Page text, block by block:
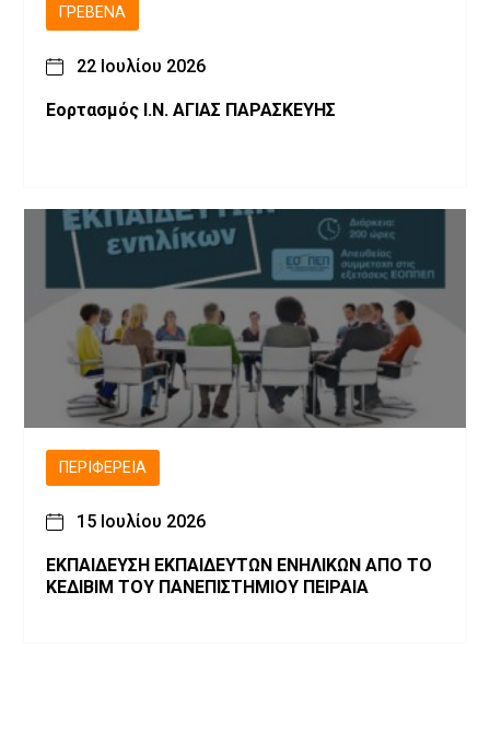
ΓΡΕΒΕΝΆ
22 Ιουλίου 2026
Εορτασμός Ι.Ν. ΑΓΙΑΣ ΠΑΡΑΣΚΕΥΗΣ
ΠΕΡΙΦΈΡΕΙΑ
15 Ιουλίου 2026
ΕΚΠΑΙΔΕΥΣΗ ΕΚΠΑΙΔΕΥΤΩΝ ΕΝΗΛΙΚΩΝ ΑΠΟ ΤΟ
ΚΕΔΙΒΙΜ ΤΟΥ ΠΑΝΕΠΙΣΤΗΜΙΟΥ ΠΕΙΡΑΙΑ